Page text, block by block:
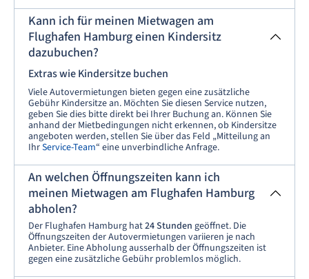
Kann ich für meinen Mietwagen am
Flughafen Hamburg einen Kindersitz
dazubuchen?
Extras wie Kindersitze buchen
Viele Autovermietungen bieten gegen eine zusätzliche
Gebühr Kindersitze an. Möchten Sie diesen Service nutzen,
geben Sie dies bitte direkt bei Ihrer Buchung an. Können Sie
anhand der Mietbedingungen nicht erkennen, ob Kindersitze
angeboten werden, stellen Sie über das Feld „Mitteilung an
IhrService-Team“ eine unverbindliche Anfrage.
An welchen Öffnungszeiten kann ich
meinen Mietwagen am Flughafen Hamburg
abholen?
Der Flughafen Hamburg hat24 Stunden geöffnet. Die
Öffnungszeiten der Autovermietungen variieren je nach
Anbieter. Eine Abholung ausserhalb der Öffnungszeiten ist
gegen eine zusätzliche Gebühr problemlos möglich.